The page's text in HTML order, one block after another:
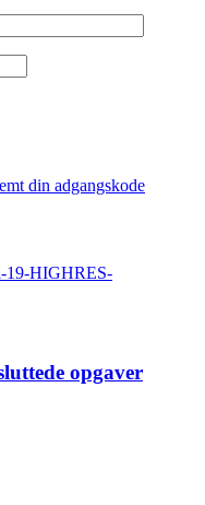
din adgangskode
opgaver